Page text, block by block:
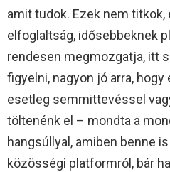
amit tudok. Ezek nem
elfoglaltság, idősebbeknek
rendesen megmozgatja, itt
figyelni, nagyon jó arra,
esetleg semmittevéssel
töltenénk el – mondta a
hangsúllyal, amiben benne
közösségi platformról, bár